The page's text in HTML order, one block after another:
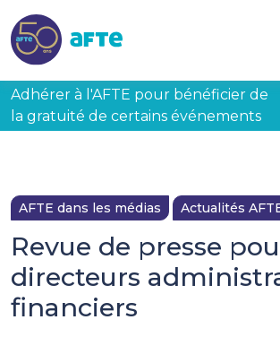
Adhérer à l'AFTE pour bénéficier de
la gratuité de certains événements
AFTE dans les médias Actualités
Revue de presse
directeurs
financiers